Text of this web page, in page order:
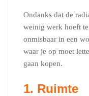
Ondanks dat de
weinig werk hoeft
onmisbaar in een
waar je op moet
gaan kopen.
1. Ruimte